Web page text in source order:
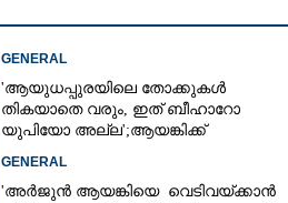
GENERAL
'ആയുധപ്പുരയിലെ തോക്കുകൾ
തികയാതെ വരും, ഇത് ബീഹാറോ
യുപിയോ അല്ല';ആയങ്കിക്ക്
GENERAL
'അർജുൻ ആയങ്കിയെ വെടിവയ്ക്കാൻ
Copy Link